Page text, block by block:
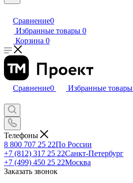
Сравнение0
Избранные товары 0
Корзина 0
Сравнение0 Избранные товары
Телефоны
8 800 707 25 22По России
+7 (812) 317 25 22Санкт-Петербург
+7 (499) 450 25 22Москва
Заказать звонок